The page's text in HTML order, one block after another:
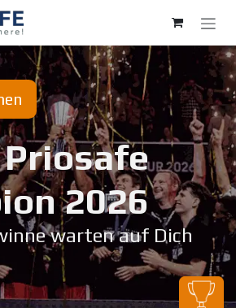
20​26
warten auf Dich